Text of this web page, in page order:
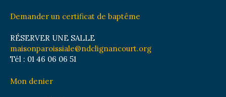
Demander un certificat de baptême
RÉSERVER UNE SALLE
maisonparoissiale@ndclignancourt.org
Tél : 01 46 06 06 51
Mon denier